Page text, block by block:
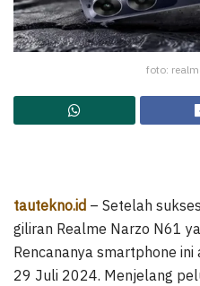
foto:
tautekno.id – Setelah
giliran Realme Narzo N61
Rencananya smartphone
29 Juli 2024. Menjelang